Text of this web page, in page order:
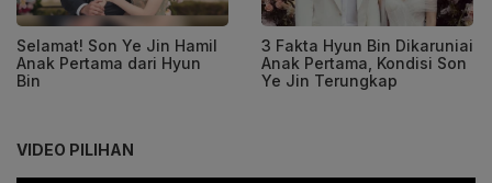
Selamat! Son Ye Jin Hamil
Anak Pertama dari Hyun
Bin
3 Fakta Hyun Bin Dikaruniai
Anak Pertama, Kondisi Son
Ye Jin Terungkap
VIDEO PILIHAN